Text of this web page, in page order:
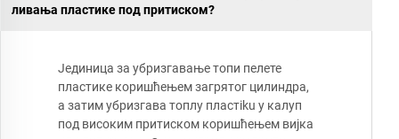
ливања пластике под притиском?
Јединица за убризгавање топи пелете
пластике коришћењем загрятог цилиндра,
а затим убризгава топлу пластiku у калуп
под високим притиском коришћењем вијка